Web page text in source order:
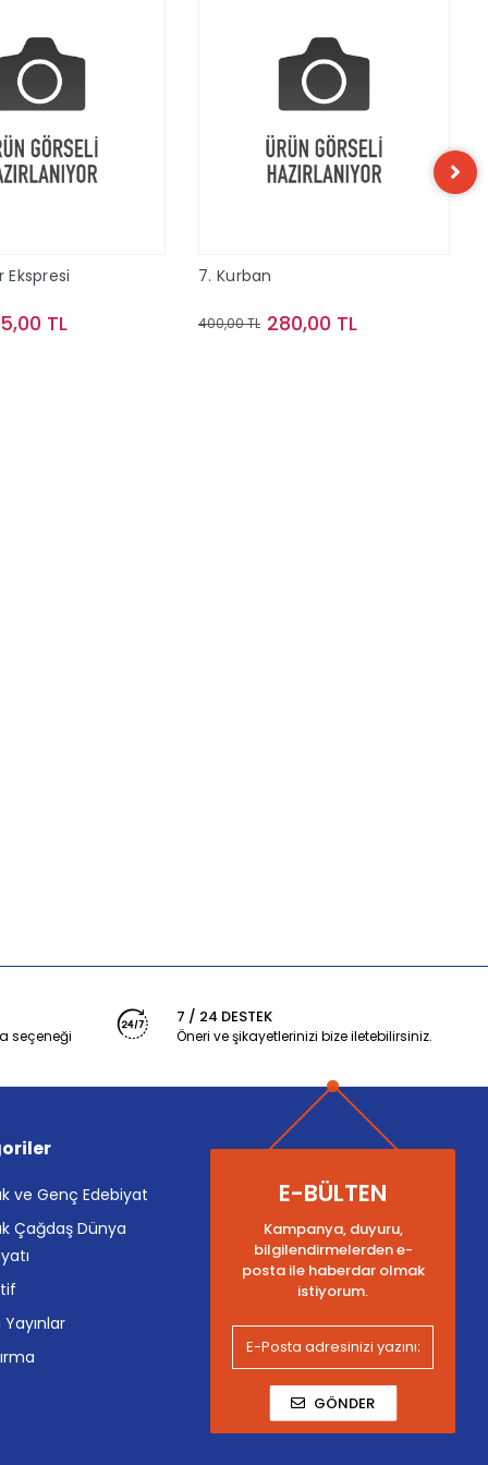
Ekspresi
TL
7. Kurban
400,00 TL 280,00 TL
seçeneği
7 / 24 DESTEK
Öneri ve şikayetlerinizi bize iletebilirsiniz.
ve Genç Edebiyat
Çağdaş Dünya
Yayınlar
E-BÜLTEN
Kampanya, duyuru,
bilgilendirmelerden e-
posta ile haberdar olmak
istiyorum.
GÖNDER